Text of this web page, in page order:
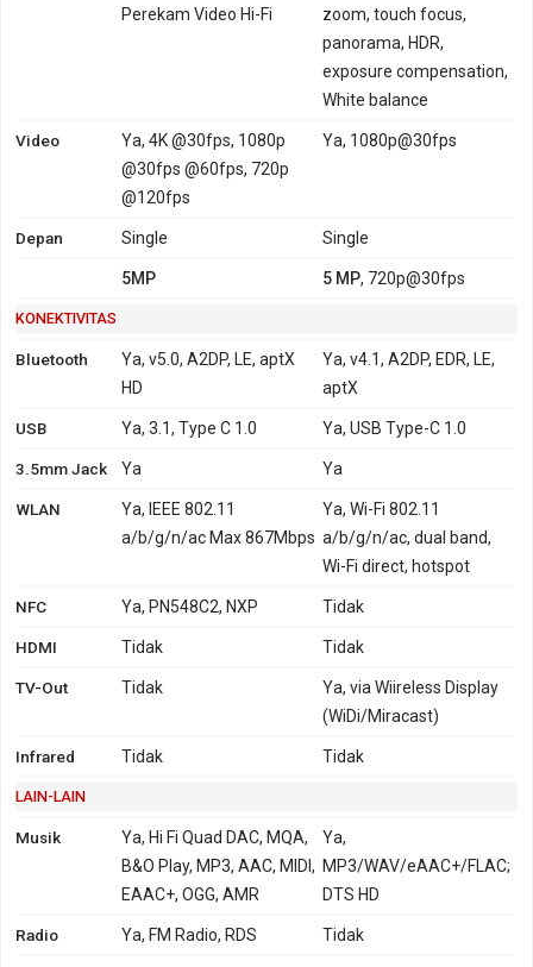
Perekam Video Hi-Fi
zoom, touch focus,
panorama, HDR,
exposure compensation,
White balance
Video
Ya, 4K @30fps, 1080p
@30fps @60fps, 720p
@120fps
Ya, 1080p@30fps
Depan Single Single
5MP 5 MP, 720p@30fps
KONEKTIVITAS
Bluetooth
Ya, v5.0, A2DP, LE, aptX
HD
Ya, v4.1, A2DP, EDR, LE,
aptX
USB Ya, 3.1, Type C 1.0 Ya, USB Type-C 1.0
3.5mm Jack Ya Ya
WLAN
Ya, IEEE 802.11
a/b/g/n/ac Max 867Mbps
Ya, Wi-Fi 802.11
a/b/g/n/ac, dual band,
Wi-Fi direct, hotspot
NFC Ya, PN548C2, NXP Tidak
HDMI Tidak Tidak
TV-Out Tidak
Ya, via Wiireless Display
(WiDi/Miracast)
Infrared Tidak Tidak
LAIN-LAIN
Musik
Ya, Hi Fi Quad DAC, MQA,
B&O Play, MP3, AAC, MIDI,
EAAC+, OGG, AMR
Ya,
MP3/WAV/eAAC+/FLAC;
DTS HD
Radio Ya, FM Radio, RDS Tidak